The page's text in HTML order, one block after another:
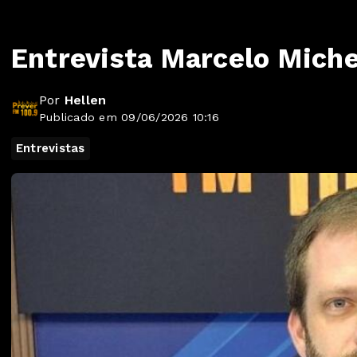
Entrevista Marcelo
Por Hellen
Publicado em 09/06/2026 10:16
Entrevistas